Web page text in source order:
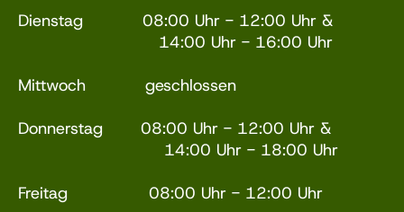
Dienstag 08:00 Uhr - 12:00 Uhr &
14:00 Uhr - 16:00 Uhr
Mittwoch geschlossen
Donnerstag 08:00 Uhr - 12:00 Uhr &
14:00 Uhr - 18:00 Uhr
Freitag 08:00 Uhr - 12:00 Uhr